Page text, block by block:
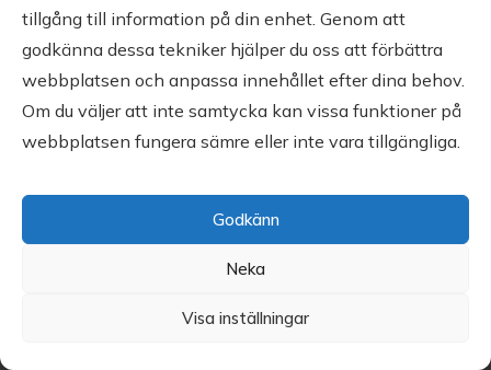
tillgång till information på din enhet. Genom att
godkänna dessa tekniker hjälper du oss att förbättra
webbplatsen och anpassa innehållet efter dina behov.
Om du väljer att inte samtycka kan vissa funktioner på
webbplatsen fungera sämre eller inte vara tillgängliga.
Godkänn
Neka
Visa inställningar